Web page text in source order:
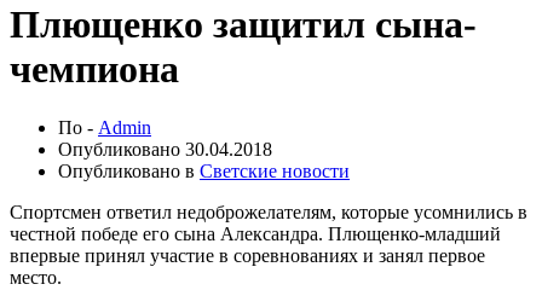
Плющенко защитил сына-
чемпиона
По - Admin
Опубликовано 30.04.2018
Опубликовано в Светские новости
Спортсмен ответил недоброжелателям, которые усомнились в
честной победе его сына Александра. Плющенко-младший
впервые принял участие в соревнованиях и занял первое
место.